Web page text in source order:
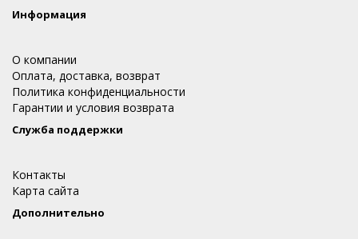
Информация
О компании
Оплата, доставка, возврат
Политика конфиденциальности
Гарантии и условия возврата
Служба поддержки
Контакты
Карта сайта
Дополнительно